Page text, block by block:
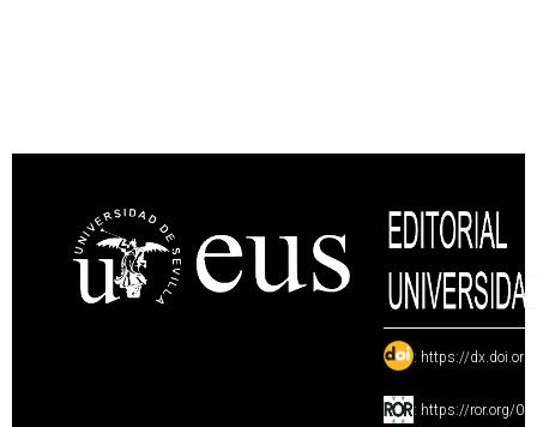
: https://
: https://ror.org/